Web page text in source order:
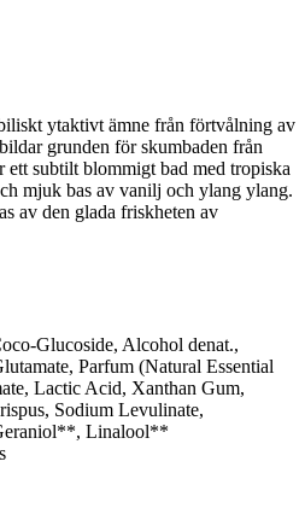
ytaktivt ämne från förtvålning av
grunden för skumbaden från
subtilt blommigt bad med tropiska
mjuk bas av vanilj och ylang ylang.
av den glada friskheten av
Glucoside, Alcohol denat.,
Parfum (Natural Essential
Lactic Acid, Xanthan Gum,
Sodium Levulinate,
Linalool**